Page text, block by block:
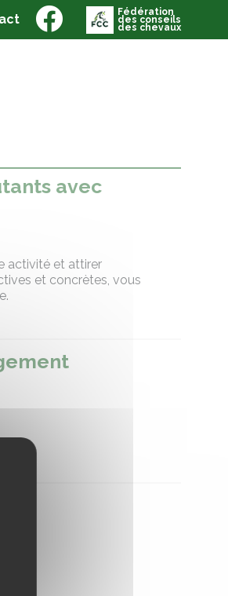
(current) Fédération
des conseils
des chevaux
avec
activité et attirer
et concrètes, vous